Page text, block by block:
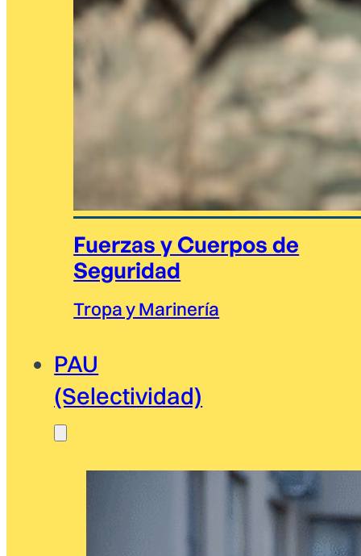
Fuerzas y Cuerpos de
Seguridad
Tropa y Marinería
PAU
(Selectividad)